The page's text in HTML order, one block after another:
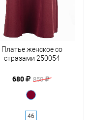
Платье женское со
стразами 250054
680 850
46